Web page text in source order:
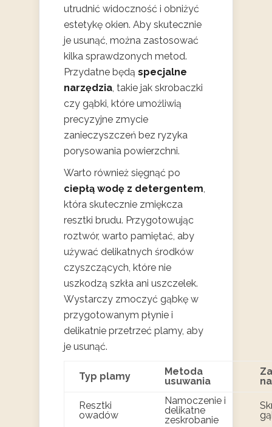
utrudnić widoczność i obniżyć
estetykę okien. Aby skutecznie
je usunąć, można zastosować
kilka sprawdzonych metod.
Przydatne będą specjalne
narzędzia, takie jak skrobaczki
czy gąbki, które umożliwią
precyzyjne zmycie
zanieczyszczeń bez ryzyka
porysowania powierzchni.
Warto również sięgnąć po
ciepłą wodę z detergentem,
która skutecznie zmiękcza
resztki brudu. Przygotowując
roztwór, warto pamiętać, aby
używać delikatnych środków
czyszczących, które nie
uszkodzą szkła ani uszczelek.
Wystarczy zmoczyć gąbkę w
przygotowanym płynie i
delikatnie przetrzeć plamy, aby
je usunąć.
Typ plamy
Metoda
usuwania
Resztki
owadów
Namoczenie i
delikatne
zeskrobanie